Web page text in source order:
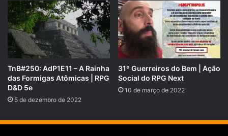
O RPG Next agora tem um grupo oficial no
conectar com outros jogadores apaixonados por RPG.
TnB#250: AdP1E11 – A Rainha
das Formigas Atômicas | RPG
D&D 5e
5 de dezembro de 2022
31º Guerreiros do Bem | Ação
Social do RPG Next
10 de março de 2022